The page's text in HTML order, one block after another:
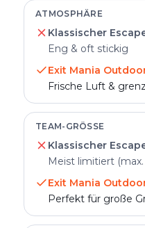
ATMOSPHÄRE
Klassischer
Eng & oft stickig
Exit Mania
Frische Luft &
TEAM-GRÖSSE
Klassischer
Meist limitiert
Exit Mania
Perfekt für große